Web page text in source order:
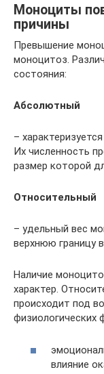
Моноциты
причины
Превышение
моноцитоз.
состояния:
Абсолютный
–
Их численность
размер которой
Относительный
– удельный вес
верхнюю границу в
Наличие
характер.
происходит под
физиологических
влияние